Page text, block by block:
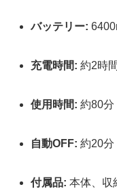
バッテリー:
充電時間: 約2時間
使用時間: 約80分
自動OFF: 約20分
付属品: 本体、収